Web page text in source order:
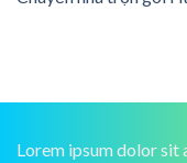
Lorem ipsum dolor sit